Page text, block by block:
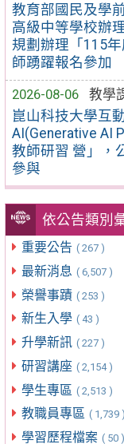
教育部國民及學
高級中等學校辦
規劃辦理「115
師踴躍報名參加
2026-08-06
教學
崑山科技大學互
AI(Generative AI
教師研習 營」，
參與
依公告類別
重要公告 ( 267 )
最新消息 ( 6,507 )
榮譽事蹟 ( 253 )
新生入學 ( 43 )
升學新訊 ( 227 )
研習講座 ( 2,154 )
學生專區 ( 2,513 )
教職員專區 ( 1,739 )
學習歷程檔案 ( 50 )